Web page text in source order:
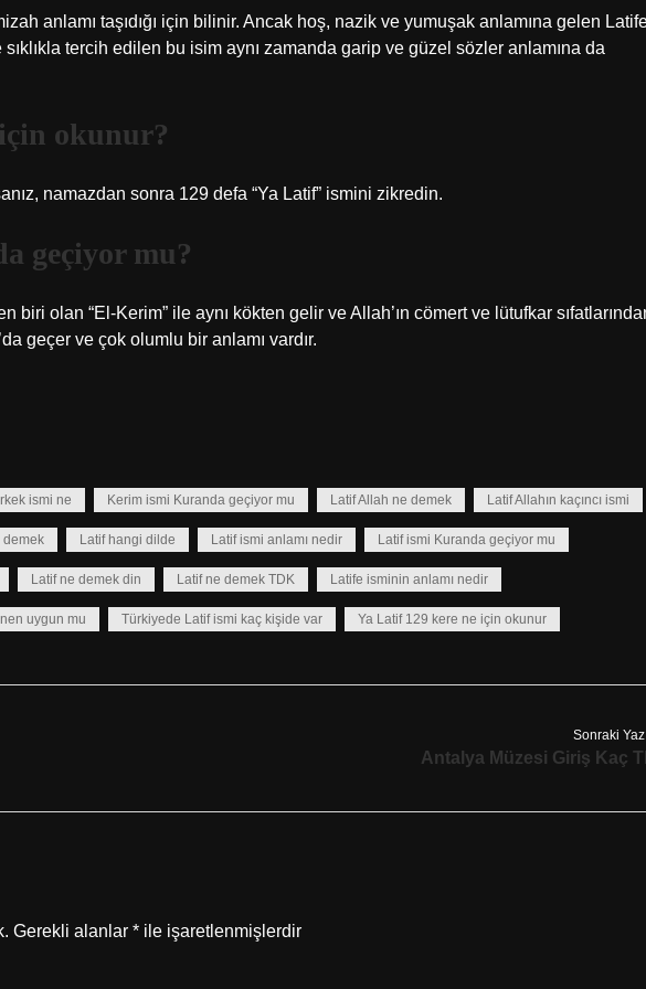
anlamı taşıdığı için bilinir. Ancak hoş, nazik ve yumuşak anlamına gelen
tercih edilen bu isim aynı zamanda garip ve güzel sözler anlamına da
okunur?
namazdan sonra 129 defa “Ya Latif” ismini zikredin.
geçiyor mu?
biri olan “El-Kerim” ile aynı kökten gelir ve Allah’ın cömert ve lütufkar
geçer ve çok olumlu bir anlamı vardır.
ismi ne Kerim ismi Kuranda geçiyor mu Latif Allah ne demek Latif Allahın kaçıncı ismi
demek Latif hangi dilde Latif ismi anlamı nedir Latif ismi Kuranda geçiyor mu
Latif ne demek din Latif ne demek TDK Latife isminin anlamı nedir
uygun mu Türkiyede Latif ismi kaç kişide var Ya Latif 129 kere ne için okunur
Sonraki
Antalya Müzesi Giriş Kaç
Gerekli alanlar * ile işaretlenmişlerdir